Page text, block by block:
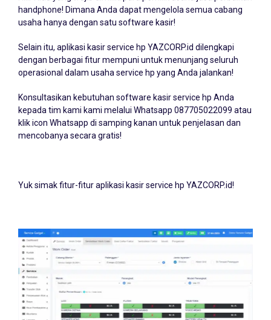
handphone! Dimana Anda dapat mengelola semua cabang
usaha hanya dengan satu software kasir!
Selain itu, aplikasi kasir service hp YAZCORP.id dilengkapi
dengan berbagai fitur mempuni untuk menunjang seluruh
operasional dalam usaha service hp yang Anda jalankan!
Konsultasikan kebutuhan software kasir service hp Anda
kepada tim kami kami melalui Whatsapp 087705022099 atau
klik icon Whatsapp di samping kanan untuk penjelasan dan
mencobanya secara gratis!
Yuk simak fitur-fitur aplikasi kasir service hp YAZCORP.id!